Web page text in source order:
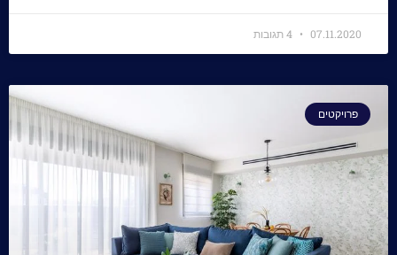
07.11.2020
פרויקטים